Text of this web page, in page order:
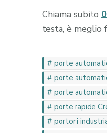
Chiama subito
testa, è meglio
porte
porte
porte
porte rapide
portoni